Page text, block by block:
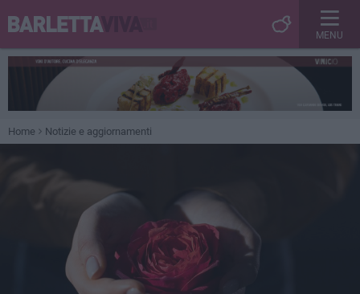
MENU
Home Notizie e aggiornamenti